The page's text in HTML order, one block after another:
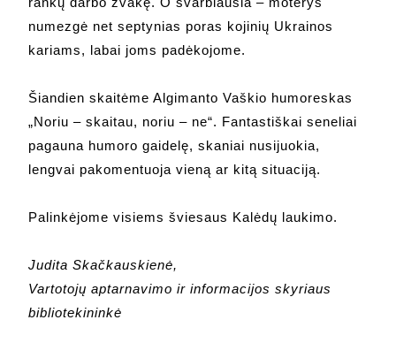
numezgė net septynias poras kojinių Ukrainos
kariams, labai joms padėkojome.
Šiandien skaitėme Algimanto Vaškio humoreskas
„Noriu – skaitau, noriu – ne“. Fantastiškai seneliai
pagauna humoro gaidelę, skaniai nusijuokia,
lengvai pakomentuoja vieną ar kitą situaciją.
Palinkėjome visiems šviesaus Kalėdų laukimo.
Judita Skačkauskienė,
Vartotojų aptarnavimo ir informacijos skyriaus
bibliotekininkė